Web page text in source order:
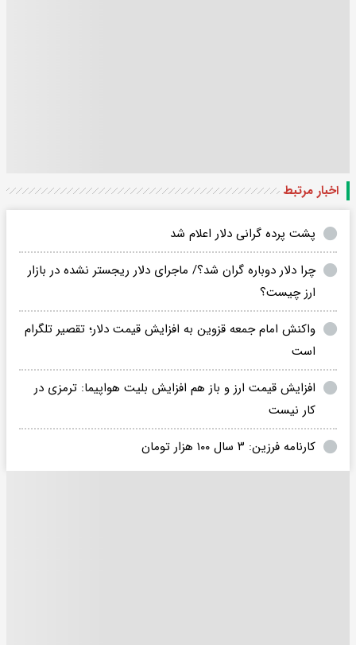
اخبار مرتبط
پشت پرده گرانی دلار اعلام شد
چرا دلار دوباره گران شد؟/ ماجرای دلار ریجستر نشده در بازار
ارز چیست؟
واکنش امام جمعه قزوین به افزایش قیمت دلار؛ تقصیر تلگرام
است
افزایش قیمت ارز و باز هم افزایش بلیت هواپیما: ترمزی در
کار نیست
کارنامه فرزین: ۳ سال ۱۰۰ هزار تومان